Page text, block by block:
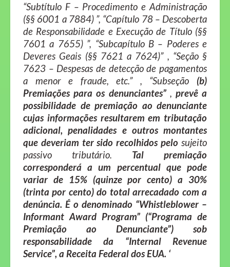
“Subtítulo F – Procedimento e Administração
(§§ 6001 a 7884) ”, “Capítulo 78 – Descoberta
de Responsabilidade e Execução de Título (§§
7601 a 7655) ”, “Subcapítulo B – Poderes e
Deveres Geais (§§ 7621 a 7624)” , “Seção §
7623 – Despesas de detecção de pagamentos
a menor e fraude, etc.” , “Subseção (b)
Premiações para os denunciantes”, prevê a
possibilidade de premiação ao denunciante
cujas informações resultarem em tributação
adicional, penalidades e outros montantes
que deveriam ter sido recolhidos pelo sujeito
passivo tributário. Tal premiação
corresponderá a um percentual que pode
variar de 15% (quinze por cento) a 30%
(trinta por cento) do total arrecadado com a
denúncia. É o denominado “Whistleblower –
Informant Award Program” (“Programa de
Premiação ao Denunciante”) sob
responsabilidade da “Internal Revenue
Service”, a Receita Federal dos EUA. ‘